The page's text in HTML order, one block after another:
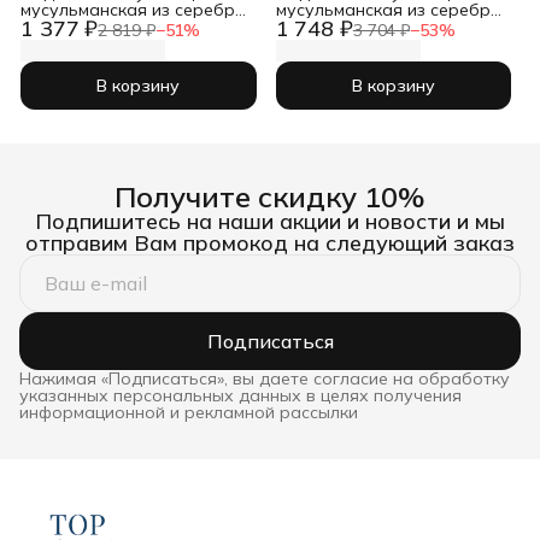
1 377 ₽2 819 ₽−51%
мусульманская из серебра
925 пробы на шею
В корзину
1 748 ₽3 704 ₽−53%
мусульманская из серебра
925 пробы на шею
В корзину
Получите скидку 10%
Подпишитесь на наши акции и новости и мы
отправим Вам промокод на следующий заказ
Подписаться
Нажимая «Подписаться», вы даете согласие на обработку
указанных персональных данных в целях получения
информационной и рекламной рассылки